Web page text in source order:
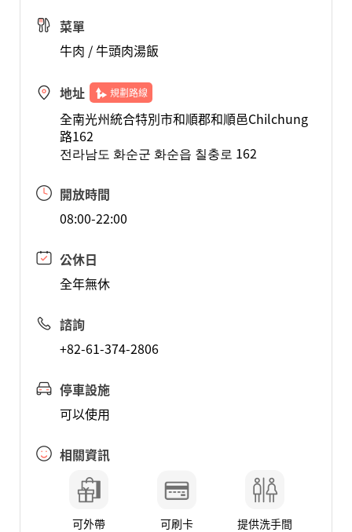
菜單
牛肉 / 牛頭肉湯飯
地址 規劃路線
全南光州統合特別市和順郡和順邑Chilchung
路162
전라남도 화순군 화순읍 칠충로 162
開放時間
08:00-22:00
公休日
全年無休
諮詢
+82-61-374-2806
停車設施
可以使用
相關資訊
可外帶 可刷卡 提供洗手間